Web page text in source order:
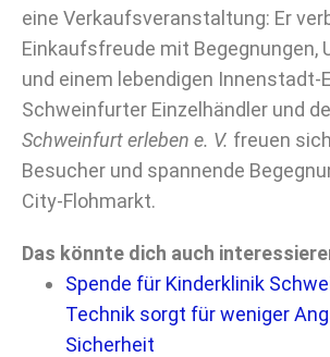
eine Verkaufsveranstaltung: Er
Einkaufsfreude mit Begegnungen,
und einem lebendigen Innenstadt-
Schweinfurter Einzelhändler und
Schweinfurt erleben e. V. freuen
Besucher und spannende
City-Flohmarkt.
Das könnte dich auch
Spende für Kinderklinik
Technik sorgt für weniger
Sicherheit